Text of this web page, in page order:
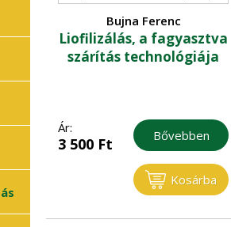
Bujna Ferenc
Liofilizálás, a fagyasztva
szárítás technológiája
Ár:
3 500 Ft Bővebben
Kosárba